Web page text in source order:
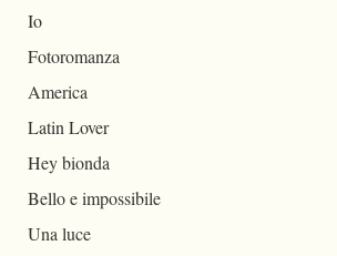
Io
Fotoromanza
America
Latin Lover
Hey bionda
Bello e impossibile
Una luce